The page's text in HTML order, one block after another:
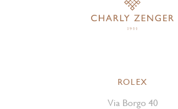
ROLEX
Via Borgo 40